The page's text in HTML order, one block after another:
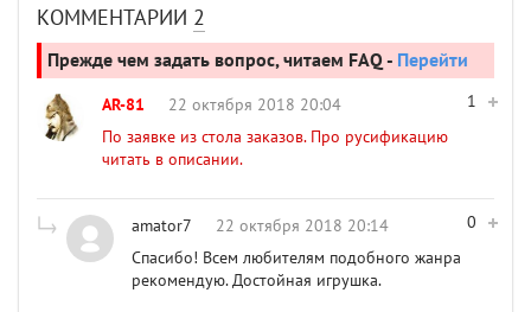
КОММЕНТАРИИ 2
Прежде чем задать вопрос, читаем FAQ - Перейти
1
AR-81
22 октября 2018 20:04
По заявке из стола заказов. Про русификацию
читать в описании.
0
amator7
22 октября 2018 20:14
Спасибо! Всем любителям подобного жанра
рекомендую. Достойная игрушка.